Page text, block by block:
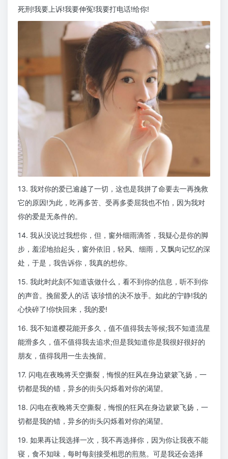
死刑!我要上诉!我要伸冤!我要打电话!给你!
13. 我对你的爱已逾越了一切，这也是我拼了命要去一再挽救
它的原因!为此，吃再多苦、受再多委屈我也不怕，因为我对
你的爱是无条件的。
14. 我从没说过我想你，但，窗外细雨滴答，我疑心是你的脚
步，羞涩地抬起头，窗外依旧，轻风、细雨，又飘向记忆的深
处，于是，我告诉你，我真的想你。
15. 我此时此刻不知道该做什么，看不到你的信息，听不到你
的声音。挽留爱人的话 该珍惜的决不放手。如此的宁静!我的
心快碎了!你快回来，我的爱!
16. 我不知道樱花能开多久，值不值得我去等候;我不知道流星
能滑多久，值不值得我去追求;但是我知道你是我很好很好的
朋友，值得我用一生去挽留。
17. 闪电在夜晚将天空撕裂，悔恨的狂风在身边簌簌飞扬，一
切都是我的错，异乡的街头闪烁着对你的渴望。
18. 闪电在夜晚将天空撕裂，悔恨的狂风在身边簌簌飞扬，一
切都是我的错，异乡的街头闪烁着对你的渴望。
19. 如果再让我选择一次，我不再选择你，因为你让我夜不能
寝，食不知味，每时每刻接受相思的煎熬。可是我还会选择